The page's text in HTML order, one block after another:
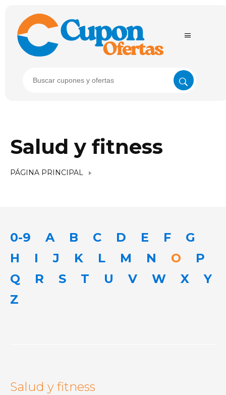
Salud y fitness
PÁGINA PRINCIPAL
0-9 A B C D E F
G
H
I J K L M N O
P
Q
R S T U V W X
Y
Z
Salud y fitness